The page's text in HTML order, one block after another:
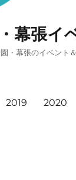
幕張イ
・幕張のイベント
2019 2020